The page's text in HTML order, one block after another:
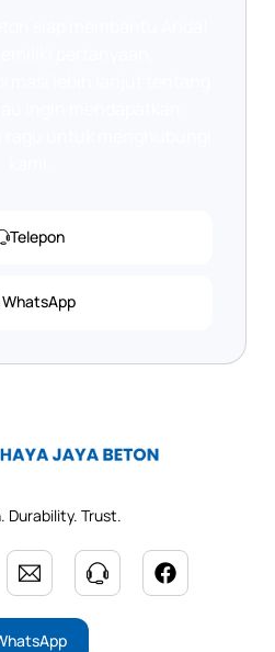
Telepon
WhatsApp
Durability. Trust.